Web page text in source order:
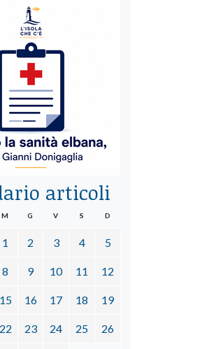
articoli
M G V S D
1 2 3 4 5
8 9 10 11 12
15 16 17 18 19
22 23 24 25 26